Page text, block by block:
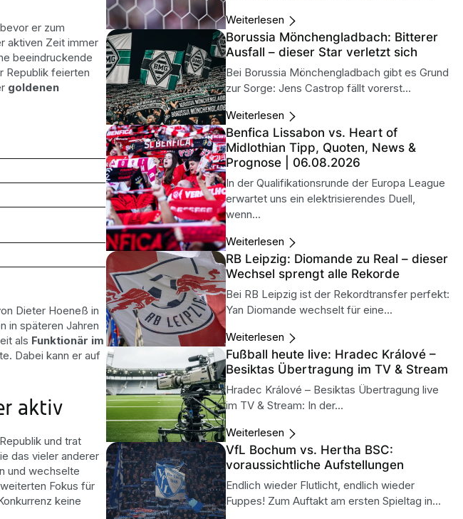
er zum
aktiven Zeit immer
beeindruckende
Republik feierten
goldenen
Dieter Hoeneß in
in späteren Jahren
als Funktionär im
Dabei kann er auf
aktiv
und trat
das vieler anderer
und wechselte
Fokus für
keine
Weiterlesen
Borussia Mönchengladbach: Bitterer
Ausfall – dieser Star verletzt sich
Bei Borussia Mönchengladbach gibt es Grund
zur Sorge: Jens Castrop fällt vorerst...
Weiterlesen
Benfica Lissabon vs. Heart of
Midlothian Tipp, Quoten, News &
Prognose | 06.08.2026
In der Qualifikationsrunde der Europa League
erwartet uns ein elektrisierendes Duell,
wenn...
Weiterlesen
RB Leipzig: Diomande zu Real – dieser
Wechsel sprengt alle Rekorde
Bei RB Leipzig ist der Rekordtransfer perfekt:
Yan Diomande wechselt für eine...
Weiterlesen
Fußball heute live: Hradec Králové –
Besiktas Übertragung im TV & Stream
Hradec Králové – Besiktas Übertragung live
im TV & Stream: In der...
Weiterlesen
VfL Bochum vs. Hertha BSC:
voraussichtliche Aufstellungen
Endlich wieder Flutlicht, endlich wieder
Fuppes! Zum Auftakt am ersten Spieltag in...